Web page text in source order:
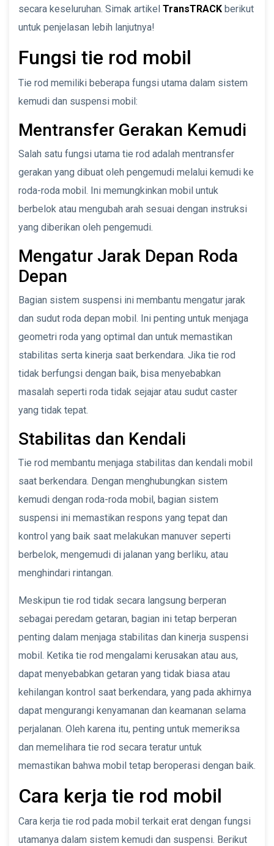
secara keseluruhan. Simak artikel TransTRACK berikut
untuk penjelasan lebih lanjutnya!
Fungsi tie rod mobil
Tie rod memiliki beberapa fungsi utama dalam sistem
kemudi dan suspensi mobil:
Mentransfer Gerakan Kemudi
Salah satu fungsi utama tie rod adalah mentransfer
gerakan yang dibuat oleh pengemudi melalui kemudi ke
roda-roda mobil. Ini memungkinkan mobil untuk
berbelok atau mengubah arah sesuai dengan instruksi
yang diberikan oleh pengemudi.
Mengatur Jarak Depan Roda
Depan
Bagian sistem suspensi ini membantu mengatur jarak
dan sudut roda depan mobil. Ini penting untuk menjaga
geometri roda yang optimal dan untuk memastikan
stabilitas serta kinerja saat berkendara. Jika tie rod
tidak berfungsi dengan baik, bisa menyebabkan
masalah seperti roda tidak sejajar atau sudut caster
yang tidak tepat.
Stabilitas dan Kendali
Tie rod membantu menjaga stabilitas dan kendali mobil
saat berkendara. Dengan menghubungkan sistem
kemudi dengan roda-roda mobil, bagian sistem
suspensi ini memastikan respons yang tepat dan
kontrol yang baik saat melakukan manuver seperti
berbelok, mengemudi di jalanan yang berliku, atau
menghindari rintangan.
Meskipun tie rod tidak secara langsung berperan
sebagai peredam getaran, bagian ini tetap berperan
penting dalam menjaga stabilitas dan kinerja suspensi
mobil. Ketika tie rod mengalami kerusakan atau aus,
dapat menyebabkan getaran yang tidak biasa atau
kehilangan kontrol saat berkendara, yang pada akhirnya
dapat mengurangi kenyamanan dan keamanan selama
perjalanan. Oleh karena itu, penting untuk memeriksa
dan memelihara tie rod secara teratur untuk
memastikan bahwa mobil tetap beroperasi dengan baik.
Cara kerja tie rod mobil
Cara kerja tie rod pada mobil terkait erat dengan fungsi
utamanya dalam sistem kemudi dan suspensi. Berikut